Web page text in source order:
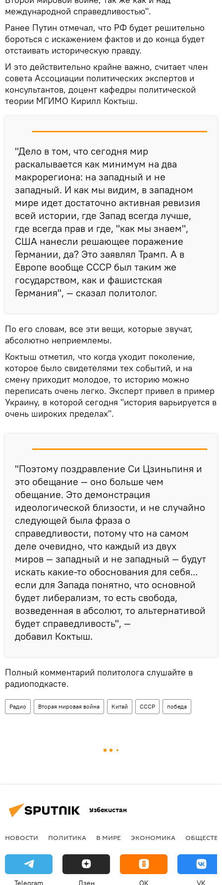
международной справедливостью".
Ранее Путин отмечал, что РФ будет решительно
бороться с искажением фактов и до конца будет
отстаивать историческую правду.
И это действительно крайне важно, считает член
совета Ассоциации политических экспертов и
консультантов, доцент кафедры политической
теории МГИМО Кирилл Коктыш.
"Дело в том, что сегодня мир
раскалывается как минимум на два
макрорегиона: на западный и не
западный. И как мы видим, в западном
мире идет достаточно активная ревизия
всей истории, где Запад всегда лучше,
где всегда прав и где, "как мы знаем",
США нанесли решающее поражение
Германии, да? Это заявлял Трамп. А в
Европе вообще СССР был таким же
государством, как и фашистская
Германия", — сказал политолог.
По его словам, все эти вещи, которые звучат,
абсолютно неприемлемы.
Коктыш отметил, что когда уходит поколение,
которое было свидетелями тех событий, и на
смену приходит молодое, то историю можно
переписать очень легко. Эксперт привел в пример
Украину, в которой сегодня "история варьируется в
очень широких пределах".
"Поэтому поздравление Си Цзиньпиня и
это обещание — оно больше чем
обещание. Это демонстрация
идеологической близости, и не случайно
следующей была фраза о
справедливости, потому что на самом
деле очевидно, что каждый из двух
миров — западный и не западный — будут
искать какие-то обоснования для себя...
если для Запада понятно, что основной
будет либерализм, то есть свобода,
возведенная в абсолют, то альтернативой
будет справедливость", —
добавил Коктыш.
Полный комментарий политолога слушайте в
радиоподкасте.
Радио Вторая мировая война Китай СССР победа
Узбекистан
НОВОСТИ ПОЛИТИКА В МИРЕ ЭКОНОМИКА
Telegram Дзен OK VK